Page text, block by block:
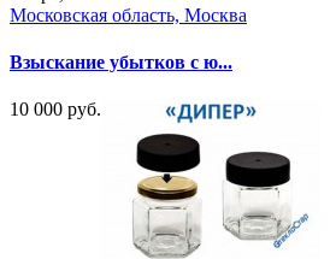
Московская область, Москва
Взыскание убытков с ю...
10 000 руб.